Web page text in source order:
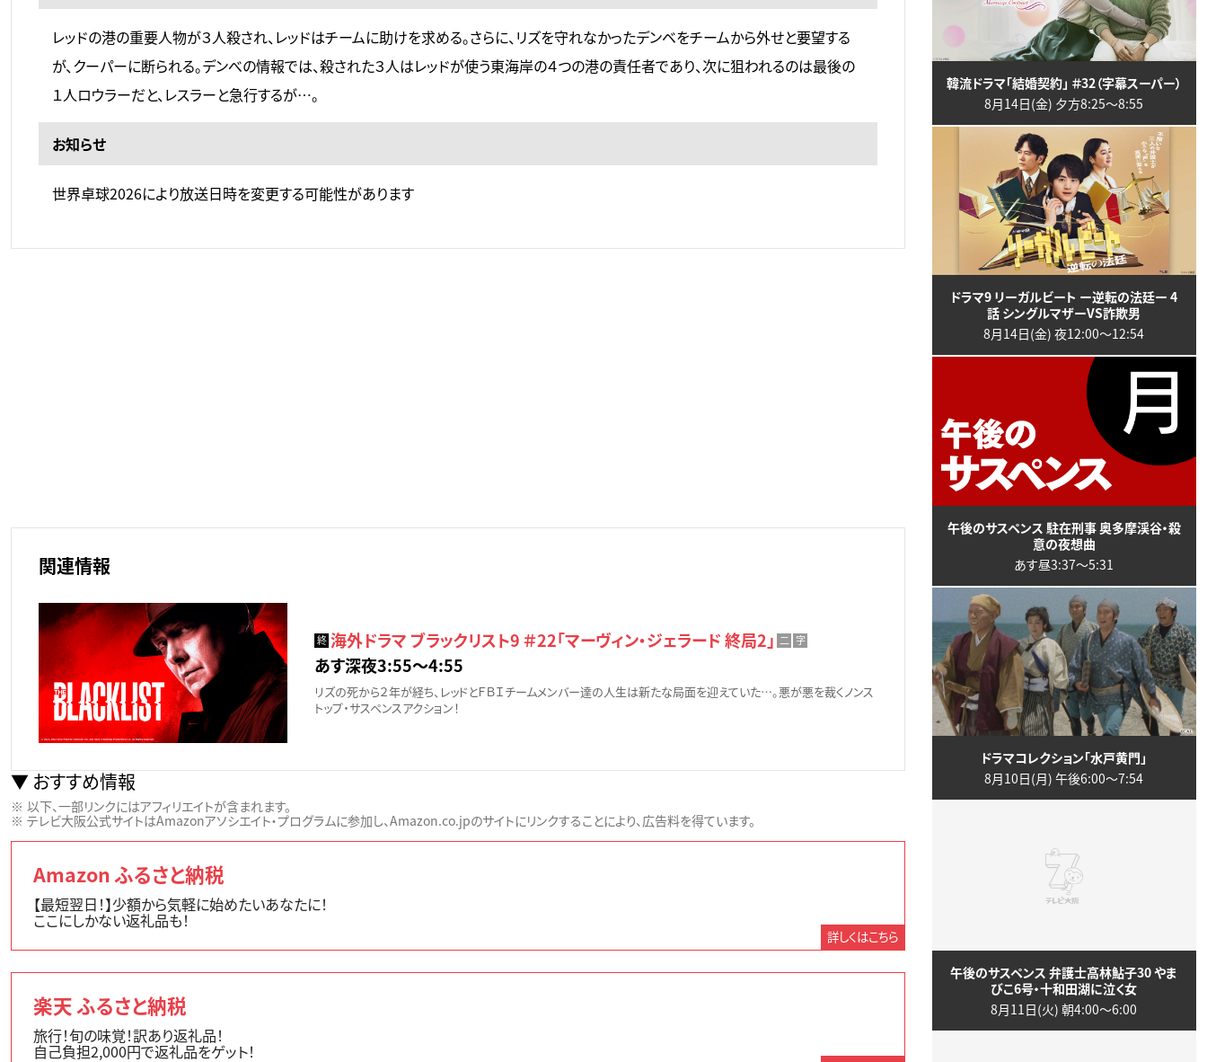
レッドの港の重要人物が３人殺され、レッドはチームに助けを求める。さらに、リズを守れなかったデンベをチームから外せと要望する
が、クーパーに断られる。デンべの情報では、殺された３人はレッドが使う東海岸の４つの港の責任者であり、次に狙われるのは最後の
１人ロウラーだと、レスラーと急行するが…。
お知らせ
世界卓球2026により放送日時を変更する可能性があります
関連情報
終 海外ドラマ ブラックリスト9 ＃22「マーヴィン・ジェラード 終局2」 二 字
あす深夜3:55〜4:55
リズの死から２年が経ち、レッドとＦＢＩチームメンバー達の人生は新たな局面を迎えていた…。悪が悪を裁くノンス
トップ・サスペンスアクション！
おすすめ情報
以下、一部リンクにはアフィリエイトが含まれます。
テレビ大阪公式サイトはAmazonアソシエイト・プログラムに参加し、Amazon.co.jpのサイトにリンクすることにより、広告料を得ています。
Amazon ふるさと納税
【最短翌日！】少額から気軽に始めたいあなたに！
ここにしかない返礼品も！
詳しくはこちら
楽天 ふるさと納税
旅行！旬の味覚！訳あり返礼品！
自己負担2,000円で返礼品をゲット！
韓流ドラマ「結婚契約」 ＃32（字幕スーパー）
8月14日(金) 夕方8:25〜8:55
ドラマ9 リーガルビート ー逆転の法廷ー 4
話 シングルマザーVS詐欺男
8月14日(金) 夜12:00〜12:54
午後のサスペンス 駐在刑事 奥多摩渓谷・殺
意の夜想曲
あす昼3:37〜5:31
ドラマコレクション「水戸黄門」
8月10日(月) 午後6:00〜7:54
午後のサスペンス 弁護士高林鮎子30 やま
びこ6号・十和田湖に泣く女
8月11日(火) 朝4:00〜6:00